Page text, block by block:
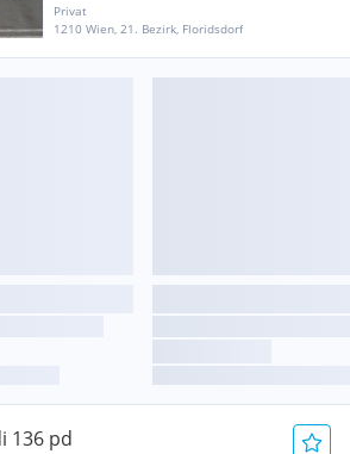
Privat
1210 Wien, 21. Bezirk, Floridsdorf
136 pd